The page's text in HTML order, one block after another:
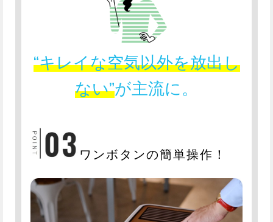
“キレイな空気以外を放出し
ない”が主流に。
ワンボタンの簡単操作！